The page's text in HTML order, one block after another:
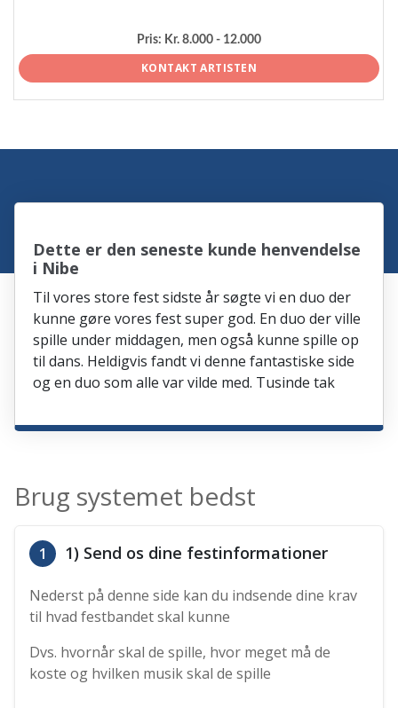
Pris: Kr. 8.000 - 12.000
KONTAKT ARTISTEN
Dette er den seneste kunde henvendelse
i Nibe
Til vores store fest sidste år søgte vi en duo der
kunne gøre vores fest super god. En duo der ville
spille under middagen, men også kunne spille op
til dans. Heldigvis fandt vi denne fantastiske side
og en duo som alle var vilde med. Tusinde tak
Brug systemet bedst
1 1) Send os dine festinformationer
Nederst på denne side kan du indsende dine krav
til hvad festbandet skal kunne
Dvs. hvornår skal de spille, hvor meget må de
koste og hvilken musik skal de spille